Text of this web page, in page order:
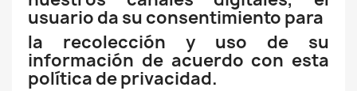
usuario da su consentimiento para
la recolección y uso de su
información de acuerdo con esta
política de privacidad.